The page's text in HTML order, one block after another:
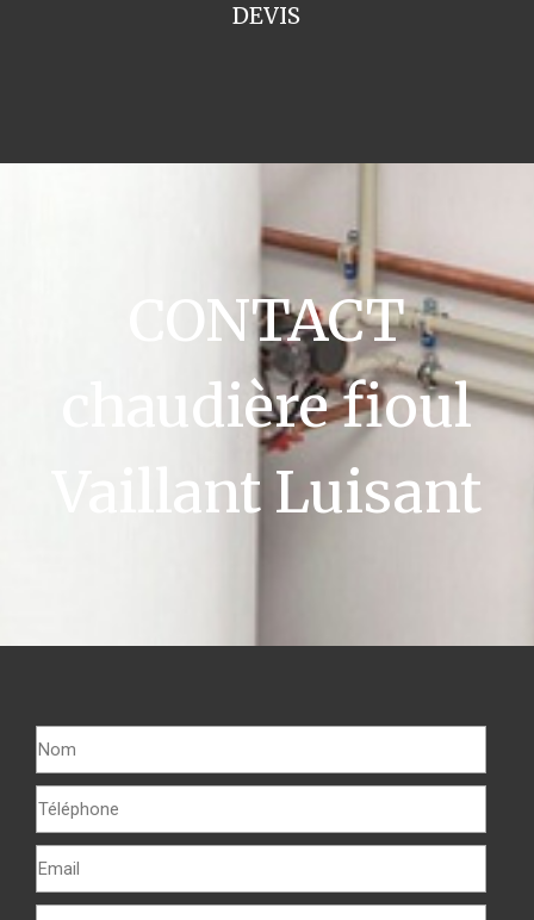
DEVIS
CONTACT
chaudière fioul
Vaillant Luisant